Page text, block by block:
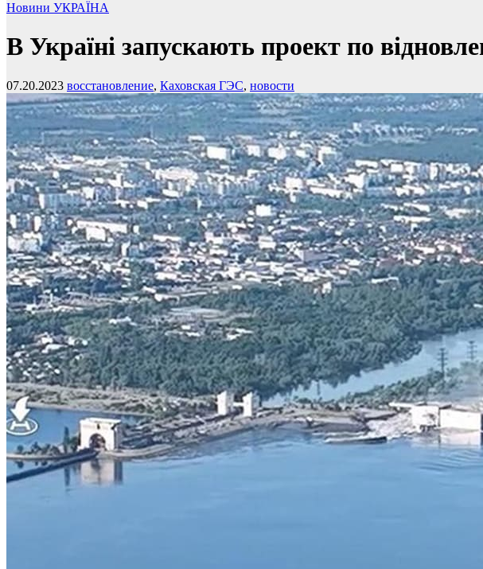
Новини УКРАЇНА
В Україні запускають проект по
07.20.2023 восстановление, Каховская ГЭС, новости